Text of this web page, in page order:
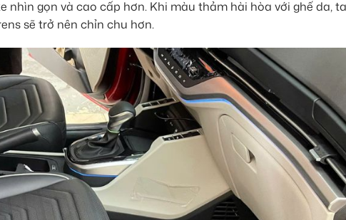
nhìn gọn và cao cấp hơn. Khi màu thảm hài hòa với ghế da,
sẽ trở nên chỉn chu hơn.